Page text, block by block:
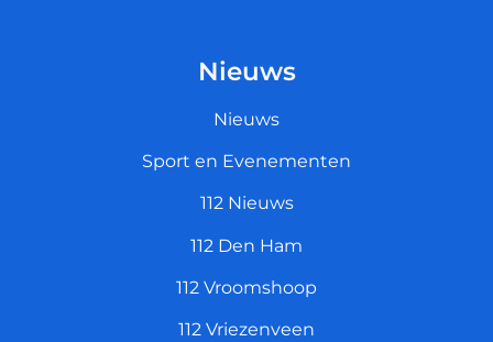
Nieuws
Nieuws
Sport en Evenementen
112 Nieuws
112 Den Ham
112 Vroomshoop
112 Vriezenveen